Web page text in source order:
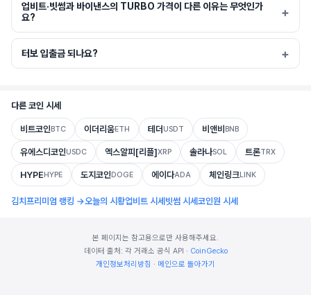
업비트·빗썸과 바이낸스의 TURBO 가격이 다른 이유는 무엇인가
요?
터보 입출금 되나요?
다른 코인 시세
비트코인BTC 이더리움ETH 테더USDT 비앤비 BNB
유에스디코인USDC 엑스알피[리플]XRP 솔라나SOL 트론TRX
HYPEHYPE 도지코인DOGE 에이다ADA 체인링크LINK
김치프리미엄 랭킹 →오늘의 시황업비트 시세 빗썸 시세 코인원 시세
본 페이지는 참고용으로만 사용해주세요.
데이터 출처: 각 거래소 공식 API · CoinGecko
개인정보처리방침 · 메인으로 돌아가기